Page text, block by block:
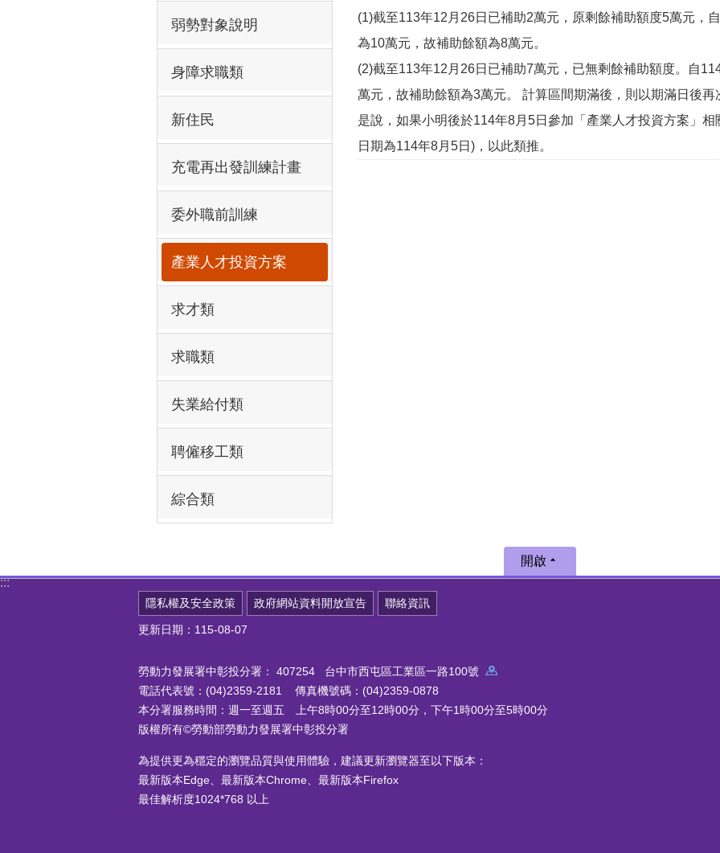
弱勢對象說明
身障求職類
新住民
充電再出發訓練計畫
委外職前訓練
產業人才投資方案
求才類
求職類
失業給付類
聘僱移工類
綜合類
(1)截至113年12月26日已補助2萬元，原剩餘補助額度5萬元，
為10萬元，故補助餘額為8萬元。
(2)截至113年12月26日已補助7萬元，已無剩餘補助額度。自
萬元，故補助餘額為3萬元。 計算區間期滿後，則以期滿日後
是說，如果小明後於114年8月5日參加「產業人才投資方案」
日期為114年8月5日)，以此類推。
:::
開啟
隱私權及安全政策 政府網站資料開放宣告 聯絡資訊
更新日期：115-08-07
勞動力發展署中彰投分署： 407254 台中市西屯區工業區一路100號
電話代表號：(04)2359-2181 傳真機號碼：(04)2359-0878
本分署服務時間：週一至週五 上午8時00分至12時00分，下午1時00分至5時00分
版權所有©勞動部勞動力發展署中彰投分署
為提供更為穩定的瀏覽品質與使用體驗，建議更新瀏覽器至以下版本：
最新版本Edge、最新版本Chrome、最新版本Firefox
最佳解析度1024*768 以上